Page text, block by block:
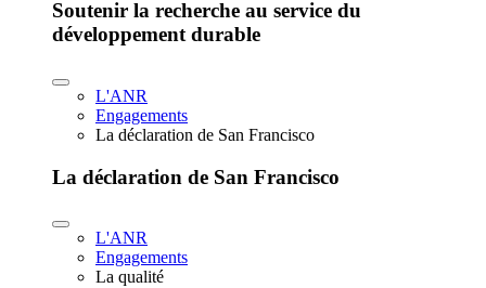
Soutenir la recherche au service du
développement durable
L'ANR
Engagements
La déclaration de San Francisco
La déclaration de San Francisco
L'ANR
Engagements
La qualité